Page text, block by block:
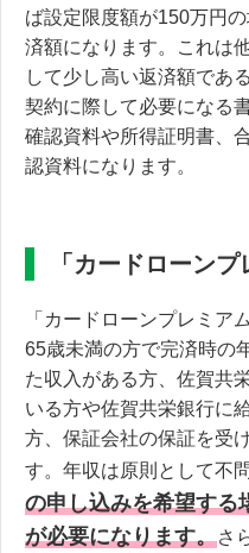
ば設定限度額が150万円
済額になります。これは
して少し高い返済額であ
契約に際して必要になる
確認資料や所得証明書、
認資料になります。
「カードローンプ
「カードローンプレミア
65歳未満の方で完済時の
た収入がある方、佐賀共
いる方や佐賀共栄銀行に
方、保証会社の保証を受
す。年収は原則として不
の申し込みを希望する
が必要になります。さ